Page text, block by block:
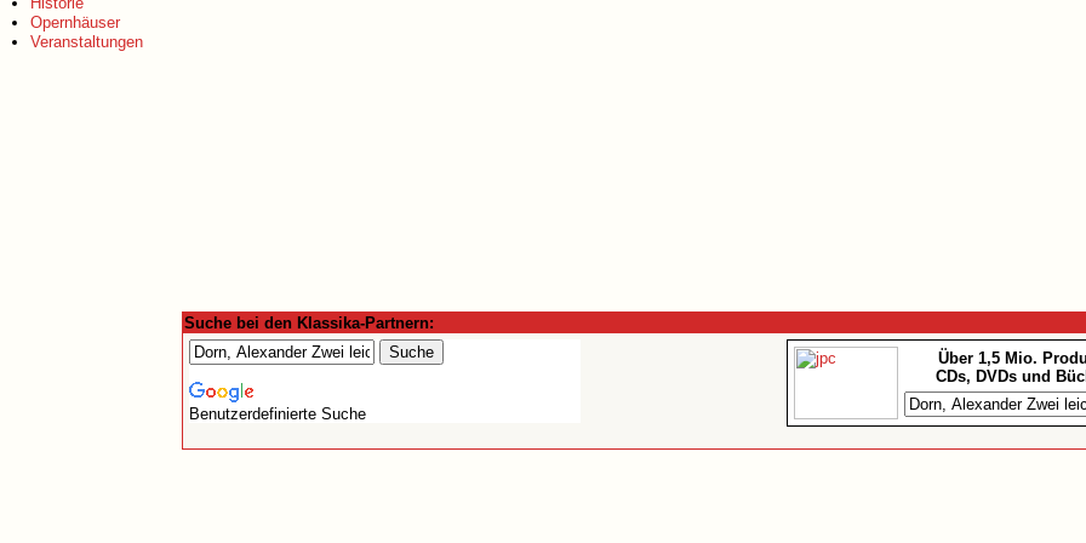
Opernhäuser
Veranstaltungen
Suche bei den Klassika-Partnern:
Benutzerdefinierte Suche
Über 1,5 Mio.
CDs, DVDs und